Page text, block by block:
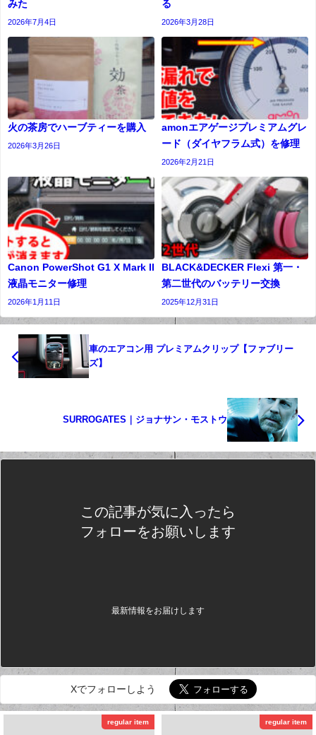
みた
2026年7月4日
る
2026年3月28日
火の茶房でハーブティーを購入
2026年3月26日
amonエアゲージプレミアムグレ
ード（ダイヤフラム式）を修理
2026年2月21日
Canon PowerShot G1 X Mark II
液晶モニター修理
2026年1月11日
BLACK&DECKER Flexi 第一・
第二世代のバッテリー交換
2025年12月31日
車のエアコン用 プレミアムクリップ【ファブリー
ズ】
SURROGATES｜ジョナサン・モストウ
この記事が気に入ったら
フォローをお願いします
最新情報をお届けします
Xでフォローしよう
regular item regular item